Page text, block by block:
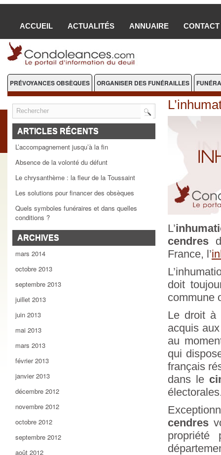
ACCUEIL ACTUALITÉS ANNUAIRE CONTACT
PRÉVOYANCES OBSÈQUES ORGANISER DES FUNÉRAILLES
ARTICLES RÉCENTS
L’accompagnement jusqu’à la fin
Absence de la volonté du défunt
Le chrysanthème : la fleur de la Toussaint
Les solutions pour financer des obsèques
Quels symboles funéraires et dans quelles
conditions ?
ARCHIVES
mars 2014
octobre 2013
septembre 2013
juillet 2013
juin 2013
mai 2013
mars 2013
février 2013
janvier 2013
décembre 2012
novembre 2012
octobre 2012
septembre 2012
août 2012
L’
cendres
France, l’
doit
commune
Le droit à
acquis
au
qui
français
dans le
cendres
propriété